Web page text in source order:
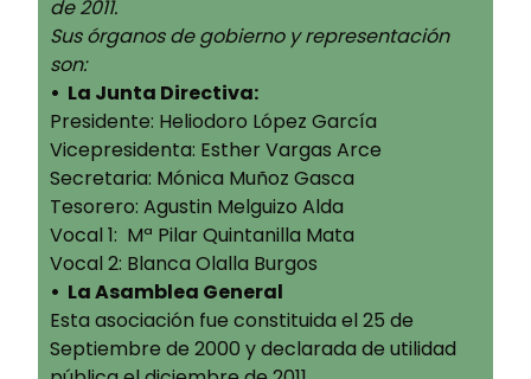
de 2011.
Sus órganos de gobierno y representación
son:
• La Junta Directiva:
Presidente: Heliodoro López García
Vicepresidenta: Esther Vargas Arce
Secretaria: Mónica Muñoz Gasca
Tesorero: Agustin Melguizo Alda
Vocal 1: Mª Pilar Quintanilla Mata
Vocal 2: Blanca Olalla Burgos
• La Asamblea General
Esta asociación fue constituida el 25 de
Septiembre de 2000 y declarada de utilidad